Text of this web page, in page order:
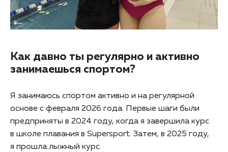
Как давно ты регулярно и активно
занимаешься спортом?
Я занимаюсь спортом активно и на регулярной
основе с февраля 2026 года. Первые шаги были
предприняты в 2024 году, когда я завершила курс
в школе плавания в Supersport. Затем, в 2025 году,
я прошла лыжный курс.